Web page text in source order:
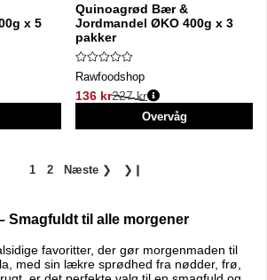
x 5
Quinoagrød Bær &
Jordmandel ØKO 400g x 3
pakker
Rawfoodshop
136 kr
Normalpris:
227 kr
Overvåg
1 2 Næste ❯ ❯❙
Smagfuldt til alle morgener
favoritter, der gør morgenmaden til
med sin lækre sprødhed fra nødder, frø,